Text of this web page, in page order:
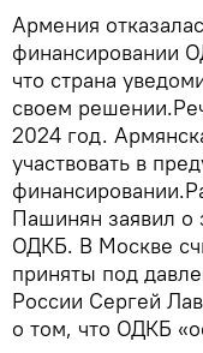
Армения
финансировании
что страна
своем
2024 год.
участвовать в
Пашинян заявил о
ОДКБ. В Москве
приняты под
России Сергей
о том, что ОДКБ